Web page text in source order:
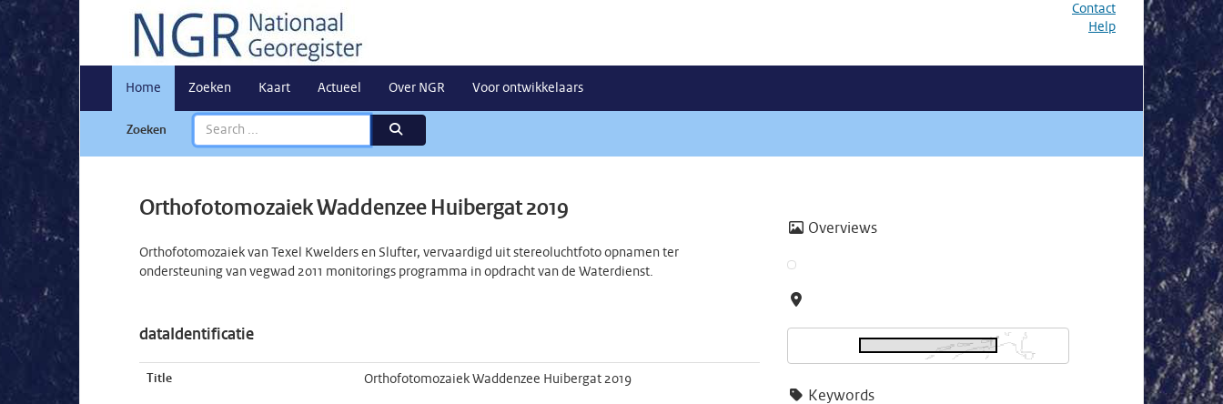
Contact
Help
Home Zoeken Kaart Actueel Over NGR Voor ontwikkelaars
Zoeken
Orthofotomozaiek Waddenzee Huibergat 2019
Orthofotomozaiek van Texel Kwelders en Slufter, vervaardigd uit stereoluchtfoto opnamen ter
ondersteuning van vegwad 2011 monitorings programma in opdracht van de Waterdienst.
dataIdentificatie
Title Orthofotomozaiek Waddenzee Huibergat 2019
Overviews
Keywords